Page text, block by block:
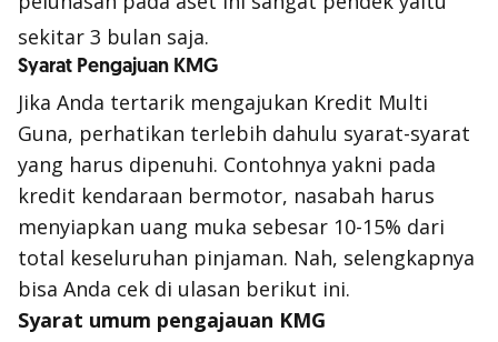
sekitar 3 bulan saja.
Syarat Pengajuan KMG
Jika Anda tertarik mengajukan Kredit Multi
Guna, perhatikan terlebih dahulu syarat-syarat
yang harus dipenuhi. Contohnya yakni pada
kredit kendaraan bermotor, nasabah harus
menyiapkan uang muka sebesar 10-15% dari
total keseluruhan pinjaman. Nah, selengkapnya
bisa Anda cek di ulasan berikut ini.
Syarat umum pengajauan KMG